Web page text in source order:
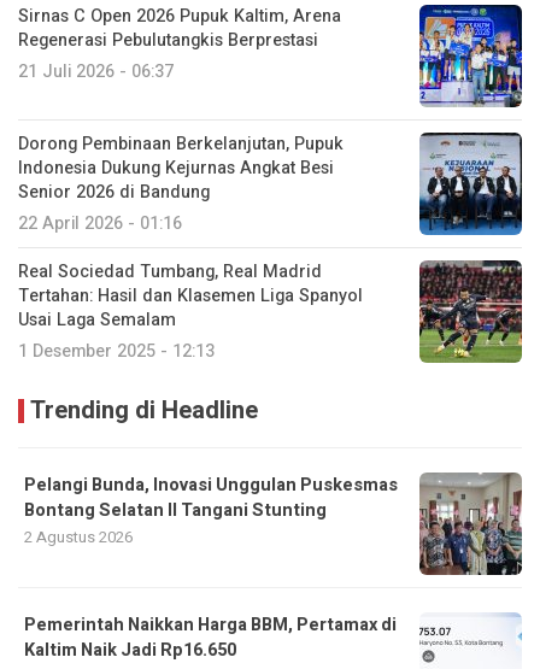
Sirnas C Open 2026 Pupuk Kaltim, Arena
Regenerasi Pebulutangkis Berprestasi
21 Juli 2026 - 06:37
Dorong Pembinaan Berkelanjutan, Pupuk
Indonesia Dukung Kejurnas Angkat Besi
Senior 2026 di Bandung
22 April 2026 - 01:16
Real Sociedad Tumbang, Real Madrid
Tertahan: Hasil dan Klasemen Liga Spanyol
Usai Laga Semalam
1 Desember 2025 - 12:13
Trending di Headline
Pelangi Bunda, Inovasi Unggulan Puskesmas
Bontang Selatan II Tangani Stunting
2 Agustus 2026
Pemerintah Naikkan Harga BBM, Pertamax di
Kaltim Naik Jadi Rp16.650